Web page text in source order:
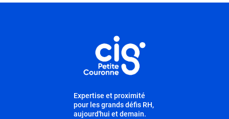
Expertise et proximité
pour les grands défis RH,
aujourd'hui et demain.